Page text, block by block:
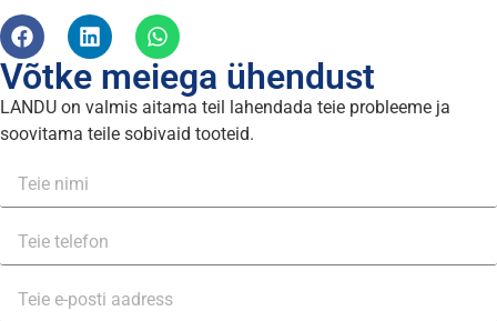
Võtke meiega ühendust
LANDU on valmis aitama teil lahendada teie probleeme ja
soovitama teile sobivaid tooteid.